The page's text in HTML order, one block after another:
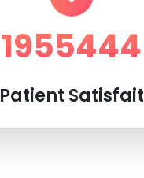
1955444
Patient Satisfait